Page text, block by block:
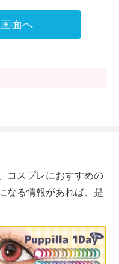
面へ
コスプレにおすすめの
なる情報があれば、是